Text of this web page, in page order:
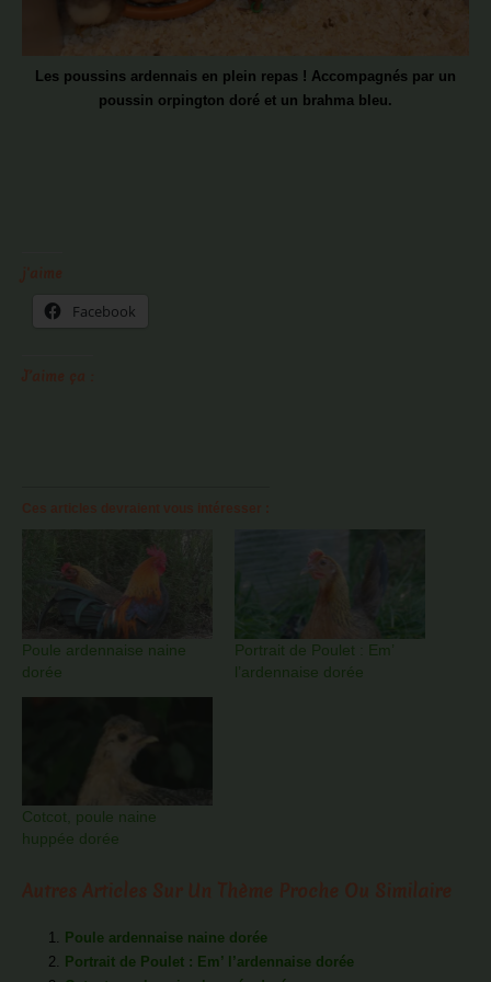
Les poussins ardennais en plein repas ! Accompagnés par un
poussin orpington doré et un brahma bleu.
Facebook
Poule ardennaise naine
dorée
Portrait de Poulet : Em’
l’ardennaise dorée
Cotcot, poule naine
huppée dorée
Poule ardennaise naine dorée
Portrait de Poulet : Em’ l’ardennaise dorée